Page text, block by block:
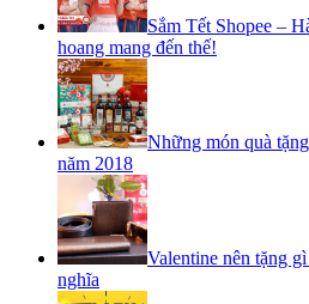
Sắm Tết Shopee –
hoang mang đến thế!
Những món quà
năm 2018
Valentine nên tặng
nghĩa